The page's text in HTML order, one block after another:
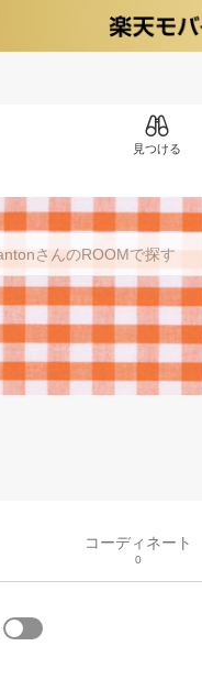
見つける
コーディネート
0